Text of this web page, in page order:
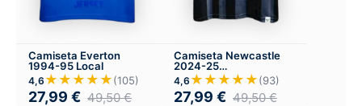
Camiseta Everton
1994-95 Local
4,6 ★★★★★(105)
27,99 € 49,50€
Camiseta Newcastle
2024-25
Entrenamiento
4,6 ★★★★★(93)
27,99 € 49,50€